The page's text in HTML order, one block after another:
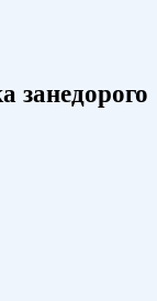
занедорого